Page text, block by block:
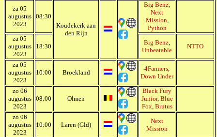
za 05
augustus
2023
08:30
Koudekerk aan
den Rijn
Big Benz
Next
Mission
Python
za 05
augustus
2023
18:30
Big Benz
Unbeatable
NTTO
za 05
augustus
2023
10:00 Broekland
4Farmers
Down Under
zo 06
augustus
2023
08:00 Olmen
Black Fury
Junior, Blue
Fox Brutus
zo 06
augustus
2023
10:00 Laren (Gld)
Next
Mission